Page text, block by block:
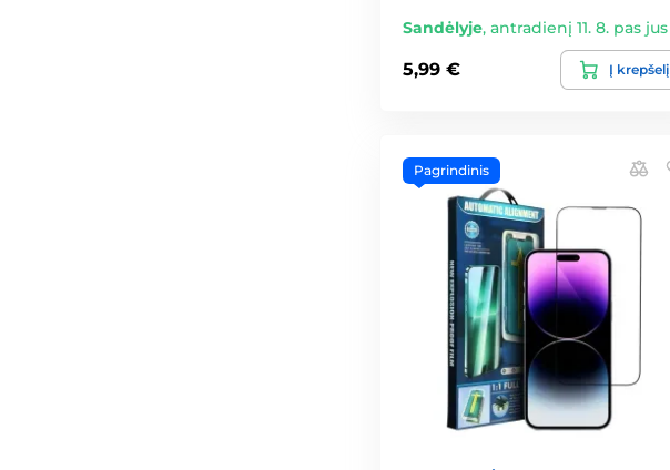
Sandėlyje, antradienį 11. 8. pas jus
5,99 € Į krepšelį
Pagrindinis